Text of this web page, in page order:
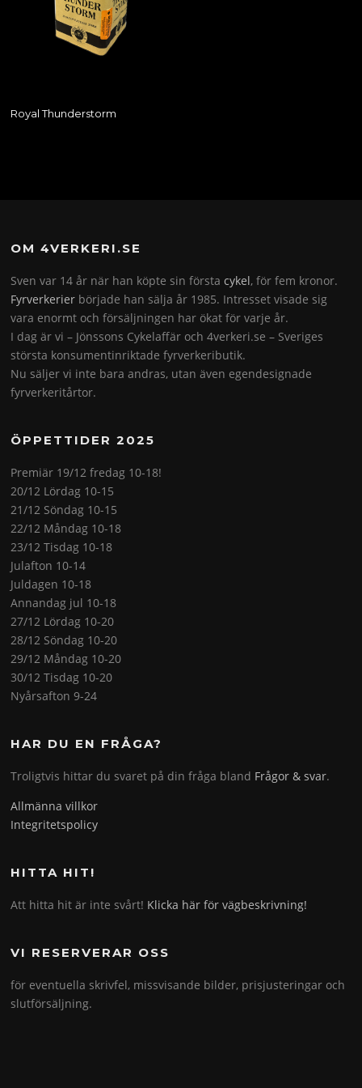
Royal Thunderstorm
OM 4VERKERI.SE
Sven var 14 år när han köpte sin förstacykel, för fem kronor.
Fyrverkerier började han sälja år 1985. Intresset visade sig
vara enormt och försäljningen har ökat för varje år.
I dag är vi – Jönssons Cykelaffär och 4verkeri.se – Sveriges
största konsumentinriktade fyrverkeributik.
Nu säljer vi inte bara andras, utan även egendesignade
fyrverkeritårtor.
ÖPPETTIDER 2025
Premiär 19/12 fredag 10-18!
20/12 Lördag 10-15
21/12 Söndag 10-15
22/12 Måndag 10-18
23/12 Tisdag 10-18
Julafton 10-14
Juldagen 10-18
Annandag jul 10-18
27/12 Lördag 10-20
28/12 Söndag 10-20
29/12 Måndag 10-20
30/12 Tisdag 10-20
Nyårsafton 9-24
HAR DU EN FRÅGA?
Troligtvis hittar du svaret på din fråga bland Frågor & svar.
Allmänna villkor
Integritetspolicy
HITTA HIT!
Att hitta hit är inte svårt! Klicka här för vägbeskrivning!
VI RESERVERAR OSS
för eventuella skrivfel, missvisande bilder, prisjusteringar och
slutförsäljning.